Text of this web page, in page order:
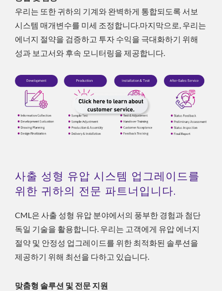
우리는 또한 귀하의 기계와 완벽하게 통합되도록 서보
시스템 매개변수를 미세 조정합니다.마지막으로, 우리는
에너지 절약을 검증하고 투자 수익을 극대화하기 위해
성과 보고서와 후속 모니터링을 제공합니다.
사출 성형 유압 시스템 업그레이드를
위한 귀하의 전문 파트너입니다.
CML은 사출 성형 유압 분야에서의 풍부한 경험과 첨단
독일 기술을 활용합니다. 우리는 고객에게 유압 에너지
절약 및 안정성 업그레이드를 위한 최적화된 솔루션을
제공하기 위해 최선을 다하고 있습니다.
맞춤형 솔루션 및 전문 지원